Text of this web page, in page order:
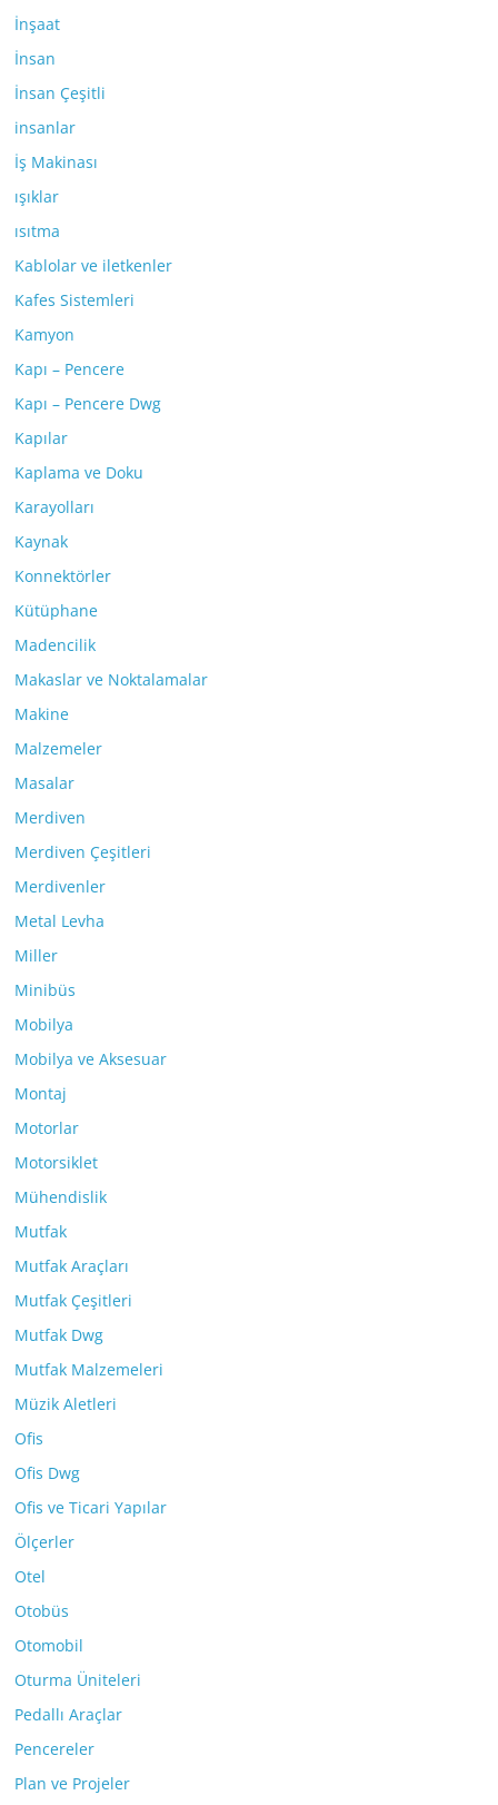
İnşaat
İnsan
İnsan Çeşitli
insanlar
İş Makinası
ışıklar
ısıtma
Kablolar ve iletkenler
Kafes Sistemleri
Kamyon
Kapı – Pencere
Kapı – Pencere Dwg
Kapılar
Kaplama ve Doku
Karayolları
Kaynak
Konnektörler
Kütüphane
Madencilik
Makaslar ve Noktalamalar
Makine
Malzemeler
Masalar
Merdiven
Merdiven Çeşitleri
Merdivenler
Metal Levha
Miller
Minibüs
Mobilya
Mobilya ve Aksesuar
Montaj
Motorlar
Motorsiklet
Mühendislik
Mutfak
Mutfak Araçları
Mutfak Çeşitleri
Mutfak Dwg
Mutfak Malzemeleri
Müzik Aletleri
Ofis
Ofis Dwg
Ofis ve Ticari Yapılar
Ölçerler
Otel
Otobüs
Otomobil
Oturma Üniteleri
Pedallı Araçlar
Pencereler
Plan ve Projeler